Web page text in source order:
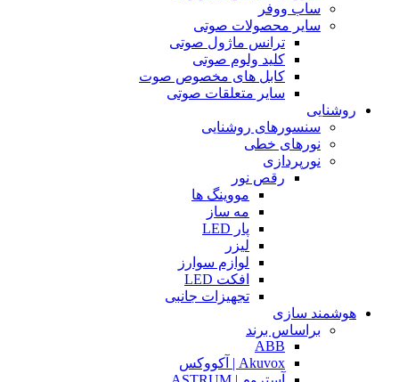
ساب ووفر
سایر محصولات صوتی
ترانس ماژول صوتی
کلید ولوم صوتی
کابل های مخصوص صوت
سایر متعلقات صوتی
روشنایی
سنسورهای روشنایی
نورهای خطی
نورپردازی
رقص نور
مووینگ ها
مه ساز
پار LED
لیزر
لوازم سوارز
افکت LED
تجهیزات جانبی
هوشمند سازی
براساس برند
ABB
Akuvox | آکووکس